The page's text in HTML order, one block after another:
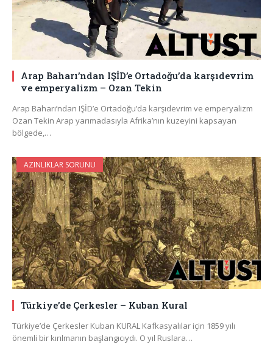
Arap Baharı’ndan IŞİD’e Ortadoğu’da karşıdevrim
ve emperyalizm – Ozan Tekin
Arap Baharı’ndan IŞİD’e Ortadoğu’da karşıdevrim ve emperyalizm
Ozan Tekin Arap yarımadasıyla Afrika’nın kuzeyini kapsayan
bölgede,…
AZINLIKLAR SORUNU
Türkiye’de Çerkesler – Kuban Kural
Türkiye’de Çerkesler Kuban KURAL Kafkasyalılar için 1859 yılı
önemli bir kırılmanın başlangıcıydı. O yıl Ruslara…